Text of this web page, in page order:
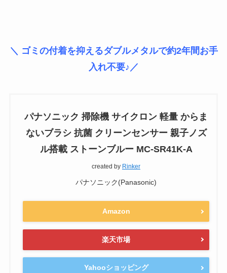
＼ ゴミの付着を抑えるダブルメタルで約2年間お手
入れ不要♪／
パナソニック 掃除機 サイクロン 軽量 からま
ないブラシ 抗菌 クリーンセンサー 親子ノズ
ル搭載 ストーンブルー MC-SR41K-A
created by Rinker
パナソニック(Panasonic)
Amazon
楽天市場
Yahooショッピング